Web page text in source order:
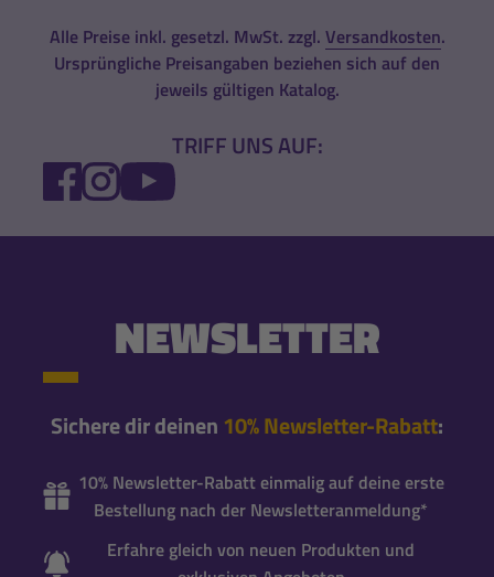
Alle Preise inkl. gesetzl. MwSt. zzgl. Versandkosten.
Ursprüngliche Preisangaben beziehen sich auf den
jeweils gültigen Katalog.
TRIFF UNS AUF:
FACEBOOK
INSTAGRAM
YOUTUBE
NEWSLETTER
Sichere dir deinen 10% Newsletter-Rabatt:
10% Newsletter-Rabatt einmalig auf deine erste
Bestellung nach der Newsletteranmeldung*
Erfahre gleich von neuen Produkten und